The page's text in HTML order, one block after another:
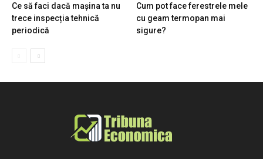
Ce să faci dacă mașina ta nu
trece inspecția tehnică
periodică
Cum pot face ferestrele mele
cu geam termopan mai
sigure?